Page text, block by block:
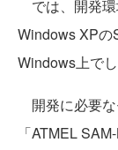
では、開発
Windows XPの
Windows上で
開発に必要な
「ATMEL